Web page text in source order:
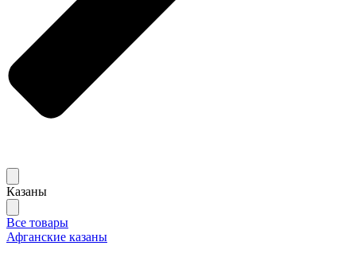
Казаны
Все товары
Афганские казаны